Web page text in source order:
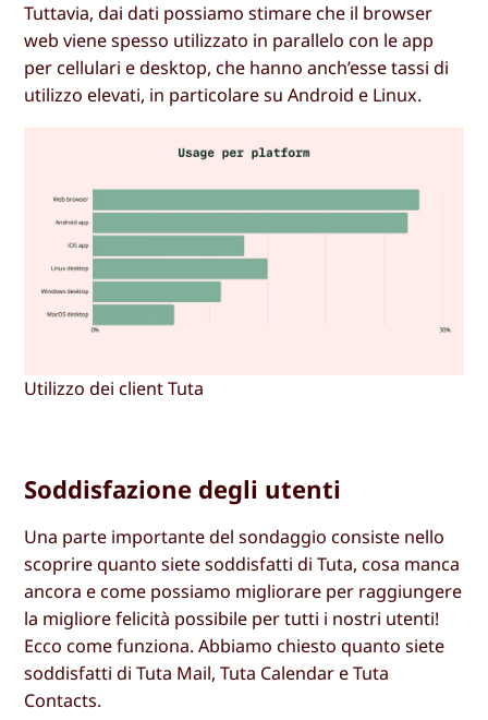
Tuttavia, dai dati possiamo stimare che il browser
web viene spesso utilizzato in parallelo con le app
per cellulari e desktop, che hanno anch’esse tassi di
utilizzo elevati, in particolare su Android e Linux.
Utilizzo dei client Tuta
Soddisfazione degli utenti
Una parte importante del sondaggio consiste nello
scoprire quanto siete soddisfatti di Tuta, cosa manca
ancora e come possiamo migliorare per raggiungere
la migliore felicità possibile per tutti i nostri utenti!
Ecco come funziona. Abbiamo chiesto quanto siete
soddisfatti di Tuta Mail, Tuta Calendar e Tuta
Contacts.